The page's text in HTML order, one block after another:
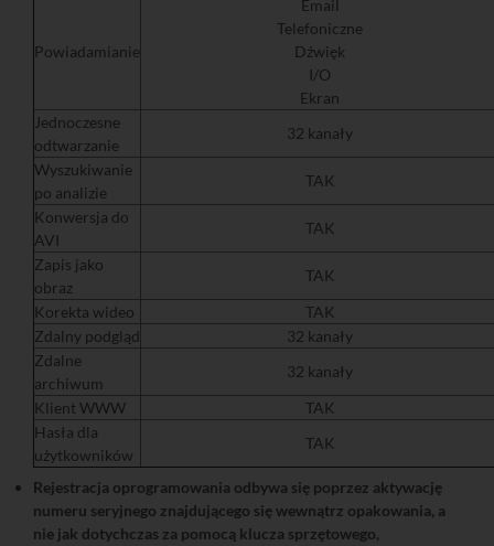
Powiadamianie
Email
Telefoniczne
Dźwięk
I/O
Ekran
Jednoczesne
odtwarzanie
32 kanały
Wyszukiwanie
po analizie
TAK
Konwersja do
AVI
TAK
Zapis jako
obraz
TAK
Korekta wideo
TAK
Zdalny podgląd
32 kanały
Zdalne
archiwum
32 kanały
Klient WWW
TAK
Hasła dla
użytkowników
TAK
Rejestracja oprogramowania odbywa się poprzez aktywację
numeru seryjnego znajdującego się wewnątrz opakowania, a
nie jak dotychczas za pomocą klucza sprzętowego,